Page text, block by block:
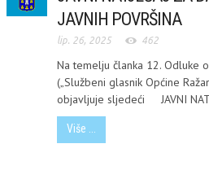
JAVNIH POVRŠINA
lip. 26, 2025 462
Na temelju članka 12. Odluke
(„Službeni glasnik Općine
objavljuje sljedeći JAVNI
Više ...